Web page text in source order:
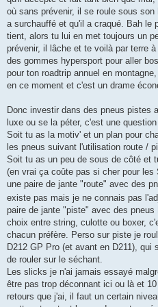
où sans prévenir, il se roule sous
a surchauffé et qu'il a craqué. Bah le
tient, alors tu lui en met toujours un
prévenir, il lâche et te voilà par terre
des gommes hypersport pour aller
pour ton roadtrip annuel en
en ce moment et c'est un drame
Donc investir dans des pneus pistes
luxe ou se la péter, c'est une question
Soit tu as la motiv' et un plan pour
les pneus suivant l'utilisation route /
Soit tu as un peu de sous de côté et
(en vrai ça coûte pas si cher pour
une paire de jante "route" avec des
existe pas mais je ne connais pas
paire de jante "piste" avec des
choix entre string, culotte ou boxer,
chacun préfère. Perso sur piste je
D212 GP Pro (et avant en D211), qui
de rouler sur le séchant.
Les slicks je n'ai jamais essayé
être pas trop déconnant ici ou là et
retours que j'ai, il faut un certain